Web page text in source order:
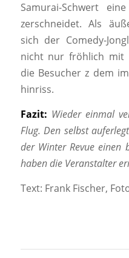
Samurai-Schwert
zerschneidet. Als
sich der Comedy-
nicht nur fröhlich mit
die Besucher z dem
hinriss.
Fazit: Wieder einmal
Flug. Den selbst
der Winter Revue einen
haben die Veranstalter
Text: Frank Fischer,